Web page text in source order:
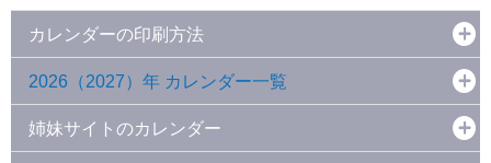
カレンダーの印刷方法
2026（2027）年 カレンダー一覧
姉妹サイトのカレンダー